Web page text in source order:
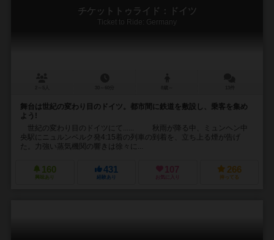
チケットトゥライド：ドイツ
Ticket to Ride: Germany
舞台は世紀の変わり目のドイツ。都市間に鉄道を敷設し、乗客を集め
よう!
世紀の変わり目のドイツにて...... 秋雨が降る中、ミュンヘン中
央駅にニュルンベルク発4:15着の列車の到着を、立ち上る煙が告げ
た。力強い蒸気機関の響きは徐々に...
160
興味あり
431
経験あり
107
お気に入り
266
持ってる